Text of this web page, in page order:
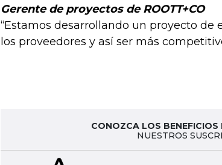
Gerente de proyectos de ROOTT+CO
“Estamos desarrollando un proyecto
los proveedores y así ser más
CONOZCA LOS BENEFICIOS
NUESTROS